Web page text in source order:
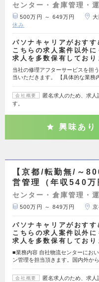
センター・倉庫管理・
500万円 ～ 649万円
休み
パソナキャリアがおすす
こちらの求人案件以外に
求人を多数保有してお
当社の修理アフターサービスを担
当いただきます。 【具体的な業務
会社概要
匿名求人のため、求
す。
興味あり
【京都/転勤無/～
営管理（年収540万
センター・倉庫管理・
500万円 ～ 849万円
パソナキャリアがおすす
こちらの求人案件以外に
求人を多数保有してお
■業務内容 自社物流センターにお
ン管理を担当頂きます。国内外か
会社概要
匿名求人のため、求人